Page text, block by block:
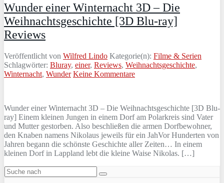
Wunder einer Winternacht 3D – Die
Weihnachtsgeschichte [3D Blu-ray]
Reviews
Veröffentlicht von Wilfred Lindo Kategorie(n): Filme & Serien
Schlagwörter: Bluray, einer, Reviews, Weihnachtsgeschichte,
Winternacht, Wunder Keine Kommentare
Wunder einer Winternacht 3D – Die Weihnachtsgeschichte [3D Blu-
ray] Einem kleinen Jungen in einem Dorf am Polarkreis sind Vater
und Mutter gestorben. Also beschließen die armen Dorfbewohner,
den Knaben namens Nikolaus jeweils für ein JahVor Hunderten von
Jahren begann die schönste Geschichte aller Zeiten… In einem
kleinen Dorf in Lappland lebt die kleine Waise Nikolas. […]